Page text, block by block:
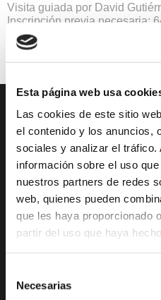
Esta página web usa
Las cookies de este sitio
el contenido y los anuncios,
sociales y analizar el tráfico.
información sobre el uso
nuestros partners de redes
web, quienes pueden
que les haya proporcionado
partir del uso que haya
Necesarias
Visita guiada por David
Inscripción previa necesaria:
Rutas y Excursiones Adultos:
Mirador Virtual
Cultura y Patrimonio
Paseo por Xàbia
Histórica
El Port de Xàbia,
Duanes de la Mar
Playa del Arenal
Camino
deportivas
Ruta del